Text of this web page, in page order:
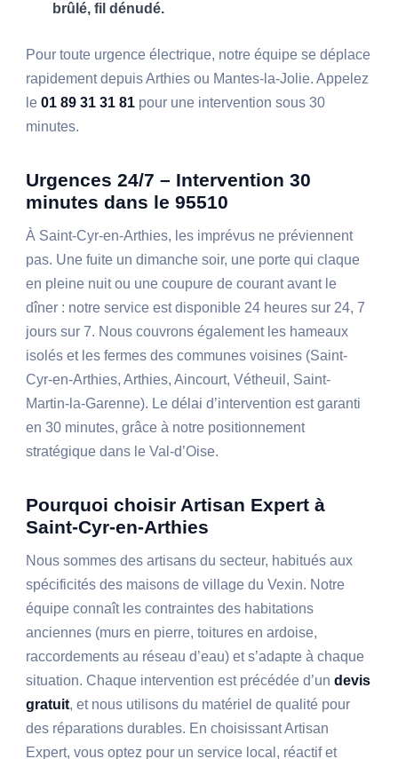
brûlé, fil dénudé.
Pour toute urgence électrique, notre équipe se déplace
rapidement depuis Arthies ou Mantes-la-Jolie. Appelez
le01 89 31 31 81 pour une intervention sous 30
minutes.
Urgences 24/7 – Intervention 30
minutes dans le 95510
À Saint-Cyr-en-Arthies, les imprévus ne préviennent
pas. Une fuite un dimanche soir, une porte qui claque
en pleine nuit ou une coupure de courant avant le
dîner : notre service est disponible 24 heures sur 24, 7
jours sur 7. Nous couvrons également les hameaux
isolés et les fermes des communes voisines (Saint-
Cyr-en-Arthies, Arthies, Aincourt, Vétheuil, Saint-
Martin-la-Garenne). Le délai d’intervention est garanti
en 30 minutes, grâce à notre positionnement
stratégique dans le Val-d’Oise.
Pourquoi choisir Artisan Expert à
Saint-Cyr-en-Arthies
Nous sommes des artisans du secteur, habitués aux
spécificités des maisons de village du Vexin. Notre
équipe connaît les contraintes des habitations
anciennes (murs en pierre, toitures en ardoise,
raccordements au réseau d’eau) et s’adapte à chaque
situation. Chaque intervention est précédée d’undevis
gratuit, et nous utilisons du matériel de qualité pour
des réparations durables. En choisissant Artisan
Expert, vous optez pour un service local, réactif et